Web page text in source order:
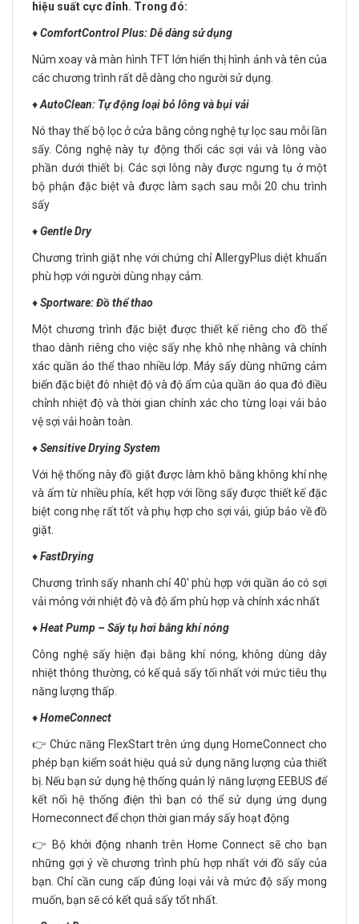
hiệu suất cực đỉnh. Trong đó:
♦️ComfortControl Plus: Dễ dàng sử dụng
Núm xoay và màn hình TFT lớn hiển thị hình ảnh và tên của
các chương trình rất dễ dàng cho người sử dụng.
♦️AutoClean: Tự động loại bỏ lông và bụi vải
Nó thay thế bộ lọc ở cửa bằng công nghệ tự lọc sau mỗi lần
sấy. Công nghệ này tự động thổi các sợi vải và lông vào
phần dưới thiết bị. Các sợi lông này được ngưng tụ ở một
bộ phận đặc biệt và được làm sạch sau mỗi 20 chu trình
sấy
♦️Gentle Dry
Chương trình giặt nhẹ với chứng chỉ AllergyPlus diệt khuẩn
phù hợp với người dùng nhạy cảm.
♦️Sportware: Đồ thể thao
Một chương trình đặc biệt được thiết kế riêng cho đồ thể
thao dành riêng cho việc sấy nhẹ khô nhẹ nhàng và chính
xác quần áo thể thao nhiều lớp. Máy sấy dùng những cảm
biến đặc biệt đô nhiệt độ và độ ẩm của quần áo qua đó điều
chỉnh nhiệt độ và thời gian chính xác cho từng loại vải bảo
vệ sợi vải hoàn toàn.
♦️Sensitive Drying System
Với hệ thống này đồ giặt được làm khô bằng không khí nhẹ
và ấm từ nhiều phía, kết hợp với lồng sấy được thiết kế đặc
biệt cong nhẹ rất tốt và phụ hợp cho sợi vải, giúp bảo về đồ
giặt.
♦️FastDrying
Chương trình sấy nhanh chỉ 40′ phù hợp với quần áo có sợi
vải mỏng với nhiệt độ và độ ẩm phù hợp và chính xác nhất
♦️Heat Pump – Sấy tụ hơi bằng khí nóng
Công nghệ sấy hiện đại bằng khí nóng, không dùng dây
nhiệt thông thường, có kế quả sấy tối nhất với mức tiêu thụ
năng lượng thấp.
♦️HomeConnect
👉 Chức năng FlexStart trên ứng dụng HomeConnect cho
phép bạn kiểm soát hiệu quả sử dụng năng lượng của thiết
bị. Nếu bạn sử dụng hệ thống quản lý năng lượng EEBUS để
kết nối hệ thống điện thì bạn có thể sử dụng ứng dụng
Homeconnect để chọn thời gian máy sấy hoạt động
👉 Bộ khởi động nhanh trên Home Connect sẽ cho bạn
những gợi ý về chương trình phù hợp nhất với đồ sấy của
bạn. Chỉ cần cung cấp đúng loại vải và mức độ sấy mong
muốn, bạn sẽ có kết quả sấy tốt nhất.